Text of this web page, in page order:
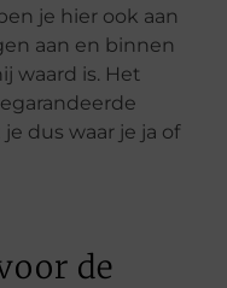
je hier ook aan
aan en binnen
waard is. Het
dus waar je ja of
de